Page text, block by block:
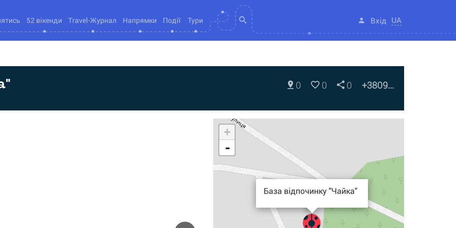
52 вікенди Travel-Журнал Напрямки Події Тури Вхід UA
0 0 0 +3809...
База відпочинку "Чайка"
+
-